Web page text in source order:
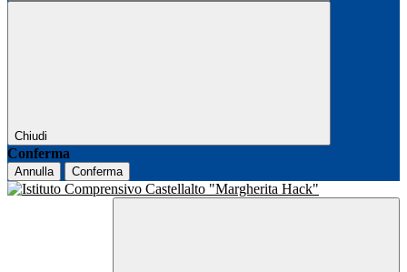
Chiudi
Conferma
Annulla Conferma